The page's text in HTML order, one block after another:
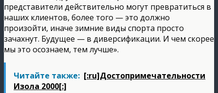
представители действительно могут превратиться в
наших клиентов, более того — это должно
произойти, иначе зимние виды спорта просто
зачахнут. Будущее — в диверсификации. И чем скорее
мы это осознаем, тем лучше».
Читайте также: [:ru]Достопримечательности
Изола 2000[:]